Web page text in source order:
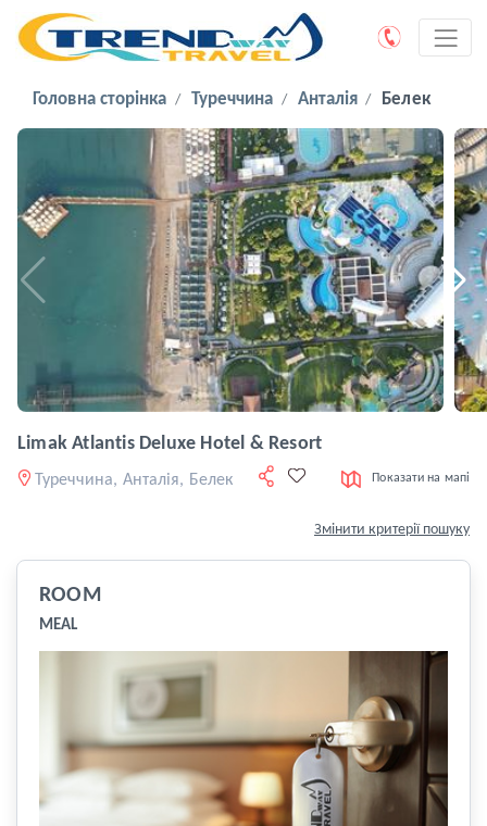
Головна сторінка Туреччина Анталія Белек
Limak Atlantis Deluxe Hotel & Resort
Туреччина, Анталія, Белек Показати на мапі
Змінити критерії пошуку
ROOM
MEAL